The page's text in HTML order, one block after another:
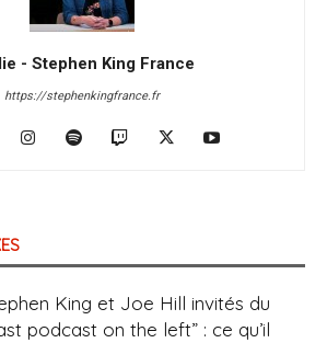
- Stephen King France
https://stephenkingfrance.fr
King et Joe Hill invités du
podcast on the left” : ce qu’il